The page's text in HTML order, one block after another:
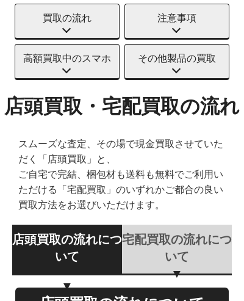
買取の流れ 注意事項
高額買取中のスマホ その他製品の買取
店頭買取・宅配買取の流れ
スムーズな査定、その場で現金買取させていた
だく「店頭買取」と、
ご自宅で完結、梱包材も送料も無料でご利用い
ただける「宅配買取」のいずれかご都合の良い
買取方法をお選びいただけます。
店頭買取の流れにつ
いて
宅配買取の流れにつ
いて